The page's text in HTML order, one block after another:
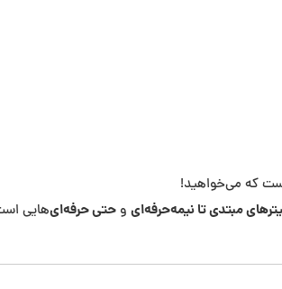
که می‌خواهید!
مبتدی تا نیمه‌حرفه‌ای و حتی حرفه‌ای‌هایی